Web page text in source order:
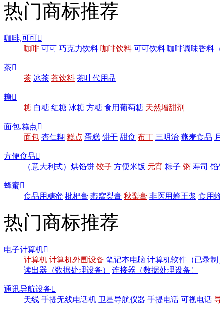
热门商标推荐
咖啡,可可
咖啡 可可 巧克力饮料 咖啡饮料 可可饮料 咖啡调味香料
茶
茶 冰茶 茶饮料 茶叶代用品
糖
糖 白糖 红糖 冰糖 方糖 食用葡萄糖 天然增甜剂
面包,糕点
面包 杏仁糊 糕点 蛋糕 饼干 甜食 布丁 三明治 燕麦食品
方便食品
（意大利式）烘馅饼 饺子 方便米饭 元宵 粽子 粥 寿司 馅
蜂蜜
食品用糖蜜 枇杷膏 燕窝梨膏 秋梨膏 非医用蜂王浆 食用
热门商标推荐
电子计算机
计算机 计算机外围设备 笔记本电脑 计算机软件（已录制
读出器（数据处理设备）
连接器（数据处理设备）
通讯导航设备
天线 手提无线电话机 卫星导航仪器 手提电话 可视电话